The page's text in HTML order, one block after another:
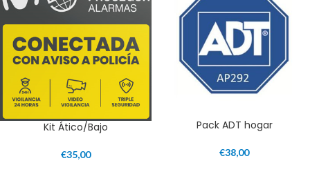
Kit Ático/Bajo
€35,00
Pack ADT hogar
€38,00